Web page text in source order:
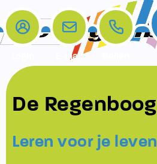
Home
De school
Opleiding en Stage
Ouders
Ouders
Contact
Contact
Samenwerkingen
Schoollogopedist
E-mail
De Regenboog
Leren voor je leven